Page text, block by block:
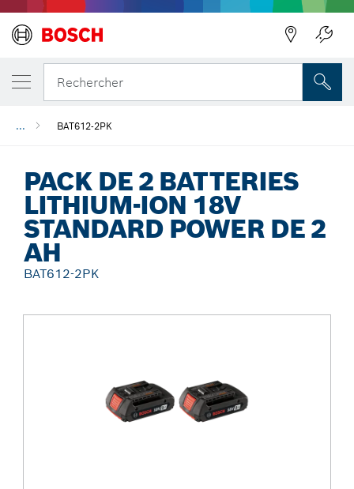
Rechercher
... BAT612-2PK
PACK DE 2 BATTERIES
LITHIUM-ION 18V
STANDARD POWER DE 2
AH
BAT612-2PK